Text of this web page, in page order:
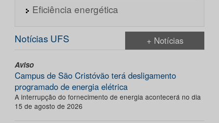
Eficiência energética
Notícias UFS + Notícias
Aviso
Campus de São Cristóvão terá desligamento
programado de energia elétrica
A interrupção do fornecimento de energia acontecerá no dia
15 de agosto de 2026